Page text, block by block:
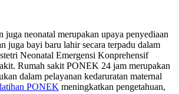
juga neonatal merupakan upaya penyediaan
juga bayi baru lahir secara terpadu dalam
Neonatal Emergensi Konprehensif
Rumah sakit PONEK 24 jam merupakan
dalam pelayanan kedaruratan maternal
PONEK meningkatkan pengetahuan,